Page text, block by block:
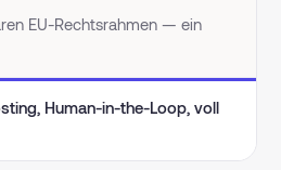
EU-Rechtsrahmen — ein
Human-in-the-Loop, voll